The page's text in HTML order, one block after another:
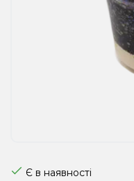
Рідини для
Подарункові набори
Є в наявності